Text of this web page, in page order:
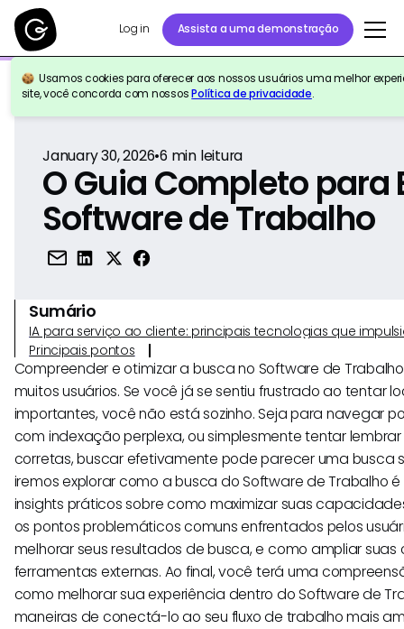
Log in Assista a uma demonstração
Usamos cookies para oferecer aos nossos usuários uma melhor
site, você concorda com nossosPolítica de privacidade.
Voltar para a referência
January 30, 2026•6 min leitura
O Guia Completo para
Software de Trabalho
Sumário
IA para serviço ao cliente: principais tecnologias que
Principais pontos
Compreender e otimizar a busca no Software de
muitos usuários. Se você já se sentiu frustrado ao tentar
importantes, você não está sozinho. Seja para navegar
com indexação perplexa, ou simplesmente tentar
corretas, buscar efetivamente pode parecer uma busca
iremos explorar como a busca do Software de Trabalho
insights práticos sobre como maximizar suas
os pontos problemáticos comuns enfrentados pelos
melhorar seus resultados de busca, e como ampliar
ferramentas externas. Ao final, você terá uma
como melhorar sua experiência dentro do Software de
maneiras de conectá-lo ao seu fluxo de trabalho mais